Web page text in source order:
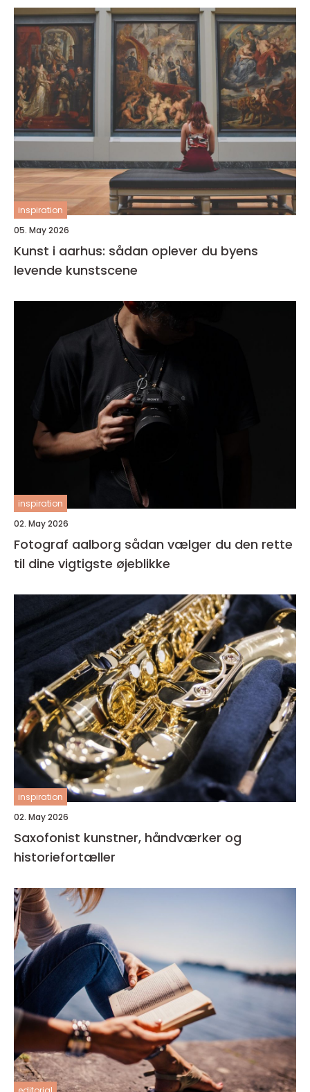
inspiration
05. May 2026
Kunst i aarhus: sådan oplever du byens
levende kunstscene
inspiration
02. May 2026
Fotograf aalborg sådan vælger du den rette
til dine vigtigste øjeblikke
inspiration
02. May 2026
Saxofonist kunstner, håndværker og
historiefortæller